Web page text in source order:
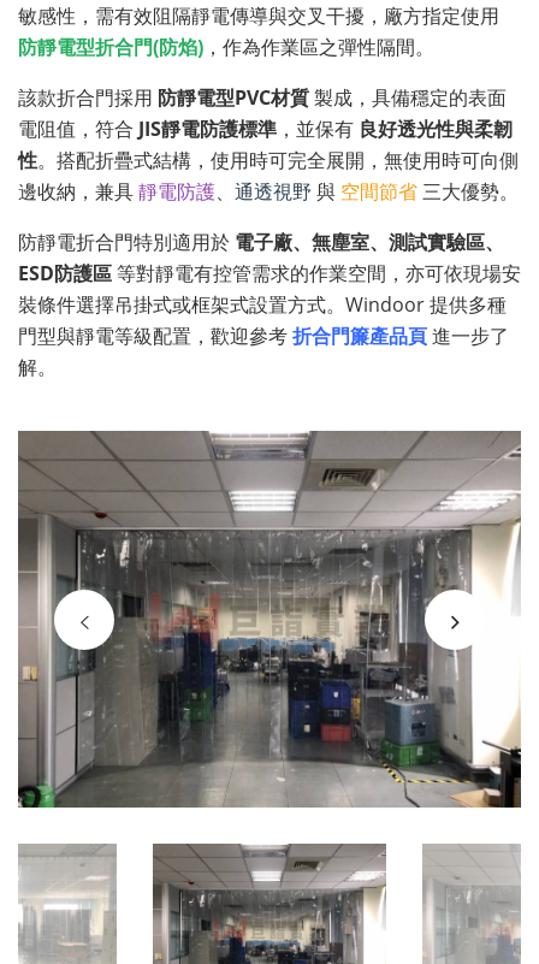
敏感性，需有效阻隔靜電傳導與交叉干擾，廠方指定使用
防靜電型折合門(防焰) ，作為作業區之彈性隔間。
該款折合門採用 防靜電型PVC材質製成，具備穩定的表面
電阻值，符合 JIS靜電防護標準 ，並保有 良好透光性與柔韌
性。搭配折疊式結構，使用時可完全展開，無使用時可向側
邊收納，兼具靜電防護、 通透視野 與 空間節省三大優勢。
防靜電折合門特別適用於 電子廠、無塵室、測試實驗區、
ESD防護區等對靜電有控管需求的作業空間，亦可依現場安
裝條件選擇吊掛式或框架式設置方式。Windoor 提供多種
門型與靜電等級配置，歡迎參考折合門簾產品頁進一步了
解。